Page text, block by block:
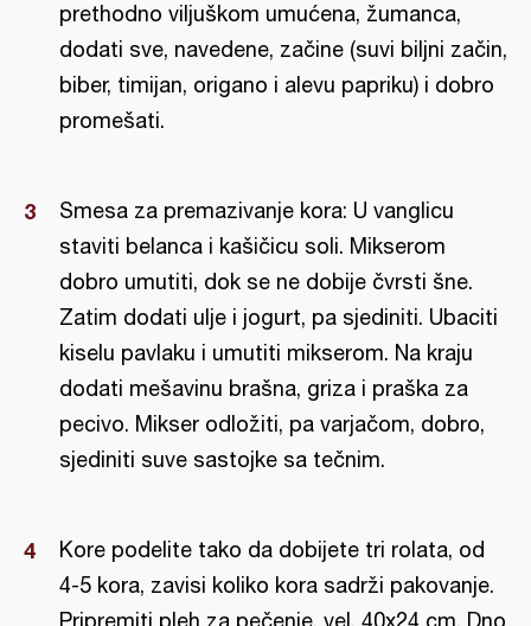
prethodno viljuškom umućena, žumanca,
dodati sve, navedene, začine (suvi biljni začin,
biber, timijan, origano i alevu papriku) i dobro
promešati.
Smesa za premazivanje kora: U vanglicu
staviti belanca i kašičicu soli. Mikserom
dobro umutiti, dok se ne dobije čvrsti šne.
Zatim dodati ulje i jogurt, pa sjediniti. Ubaciti
kiselu pavlaku i umutiti mikserom. Na kraju
dodati mešavinu brašna, griza i praška za
pecivo. Mikser odložiti, pa varjačom, dobro,
sjediniti suve sastojke sa tečnim.
Kore podelite tako da dobijete tri rolata, od
4-5 kora, zavisi koliko kora sadrži pakovanje.
Pripremiti pleh za pečenje, vel. 40x24 cm. Dno